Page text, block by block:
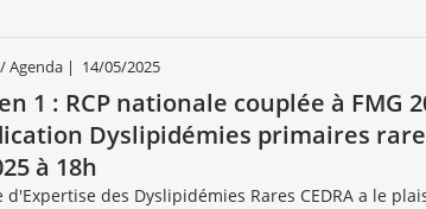
Agenda| 14/05/2025
1 : RCP nationale couplée à FMG
Dyslipidémies primaires
à 18h
d'Expertise des Dyslipidémies Rares CEDRA a le